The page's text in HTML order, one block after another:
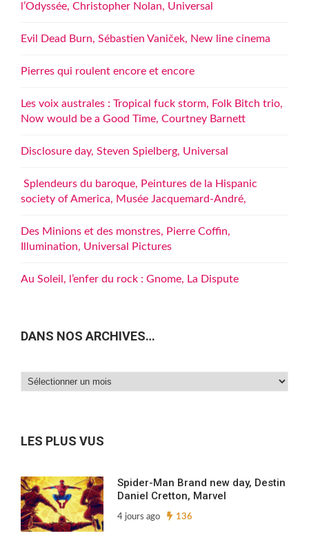
l’Odyssée, Christopher Nolan, Universal
Evil Dead Burn, Sébastien Vaniček, New line cinema
Pierres qui roulent encore et encore
Les voix australes : Tropical fuck storm, Folk Bitch trio,
Now would be a Good Time, Courtney Barnett
Disclosure day, Steven Spielberg, Universal
Splendeurs du baroque, Peintures de la Hispanic
society of America, Musée Jacquemard-André,
Des Minions et des monstres, Pierre Coffin,
Illumination, Universal Pictures
Au Soleil, l’enfer du rock : Gnome, La Dispute
DANS NOS ARCHIVES…
Dans
LES PLUS VUS
Spider-Man Brand new day, Destin
Daniel Cretton, Marvel
4 jours ago 136